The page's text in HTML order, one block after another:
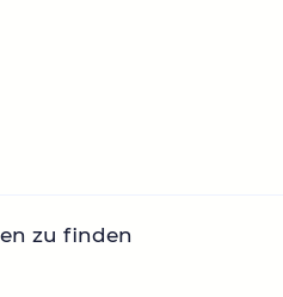
zu finden